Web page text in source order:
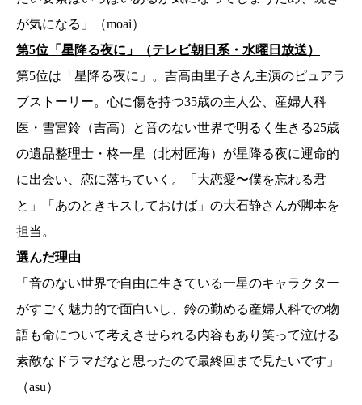
が気になる」（moai）
第5位「星降る夜に」（テレビ朝日系・水曜日放送）
第5位は「星降る夜に」。吉高由里子さん主演のピュアラ
ブストーリー。心に傷を持つ35歳の主人公、産婦人科
医・雪宮鈴（吉高）と音のない世界で明るく生きる25歳
の遺品整理士・柊一星（北村匠海）が星降る夜に運命的
に出会い、恋に落ちていく。「大恋愛〜僕を忘れる君
と」「あのときキスしておけば」の大石静さんが脚本を
担当。
選んだ理由
「音のない世界で自由に生きている一星のキャラクター
がすごく魅力的で面白いし、鈴の勤める産婦人科での物
語も命について考えさせられる内容もあり笑って泣ける
素敵なドラマだなと思ったので最終回まで見たいです」
（asu）